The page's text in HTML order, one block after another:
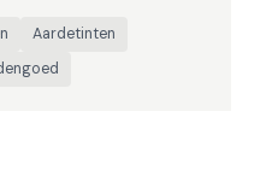
Aardetinten